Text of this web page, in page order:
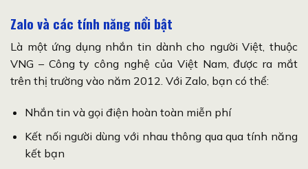
Zalo và các tính năng nổi bật
Là một ứng dụng nhắn tin dành cho người Việt, thuộc
VNG – Công ty công nghệ của Việt Nam, được ra mắt
trên thị trường vào năm 2012. Với Zalo, bạn có thể:
Nhắn tin và gọi điện hoàn toàn miễn phí
Kết nối người dùng với nhau thông qua qua tính năng
kết bạn